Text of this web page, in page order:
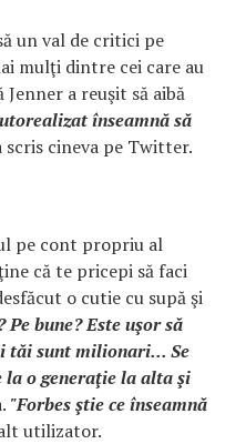
un val de critici pe
mulţi dintre cei care au
a reuşit să aibă
înseamnă să
scris cineva pe Twitter.
pe cont propriu al
că te pricepi să faci
o cutie cu supă şi
bune? Este uşor să
sunt milionari... Se
la o generaţie la alta şi
"Forbes ştie ce înseamnă
utilizator.